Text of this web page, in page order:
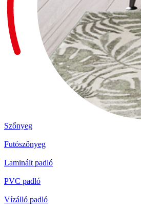
Szőnyeg
Futószőnyeg
Laminált padló
PVC padló
Vízálló padló